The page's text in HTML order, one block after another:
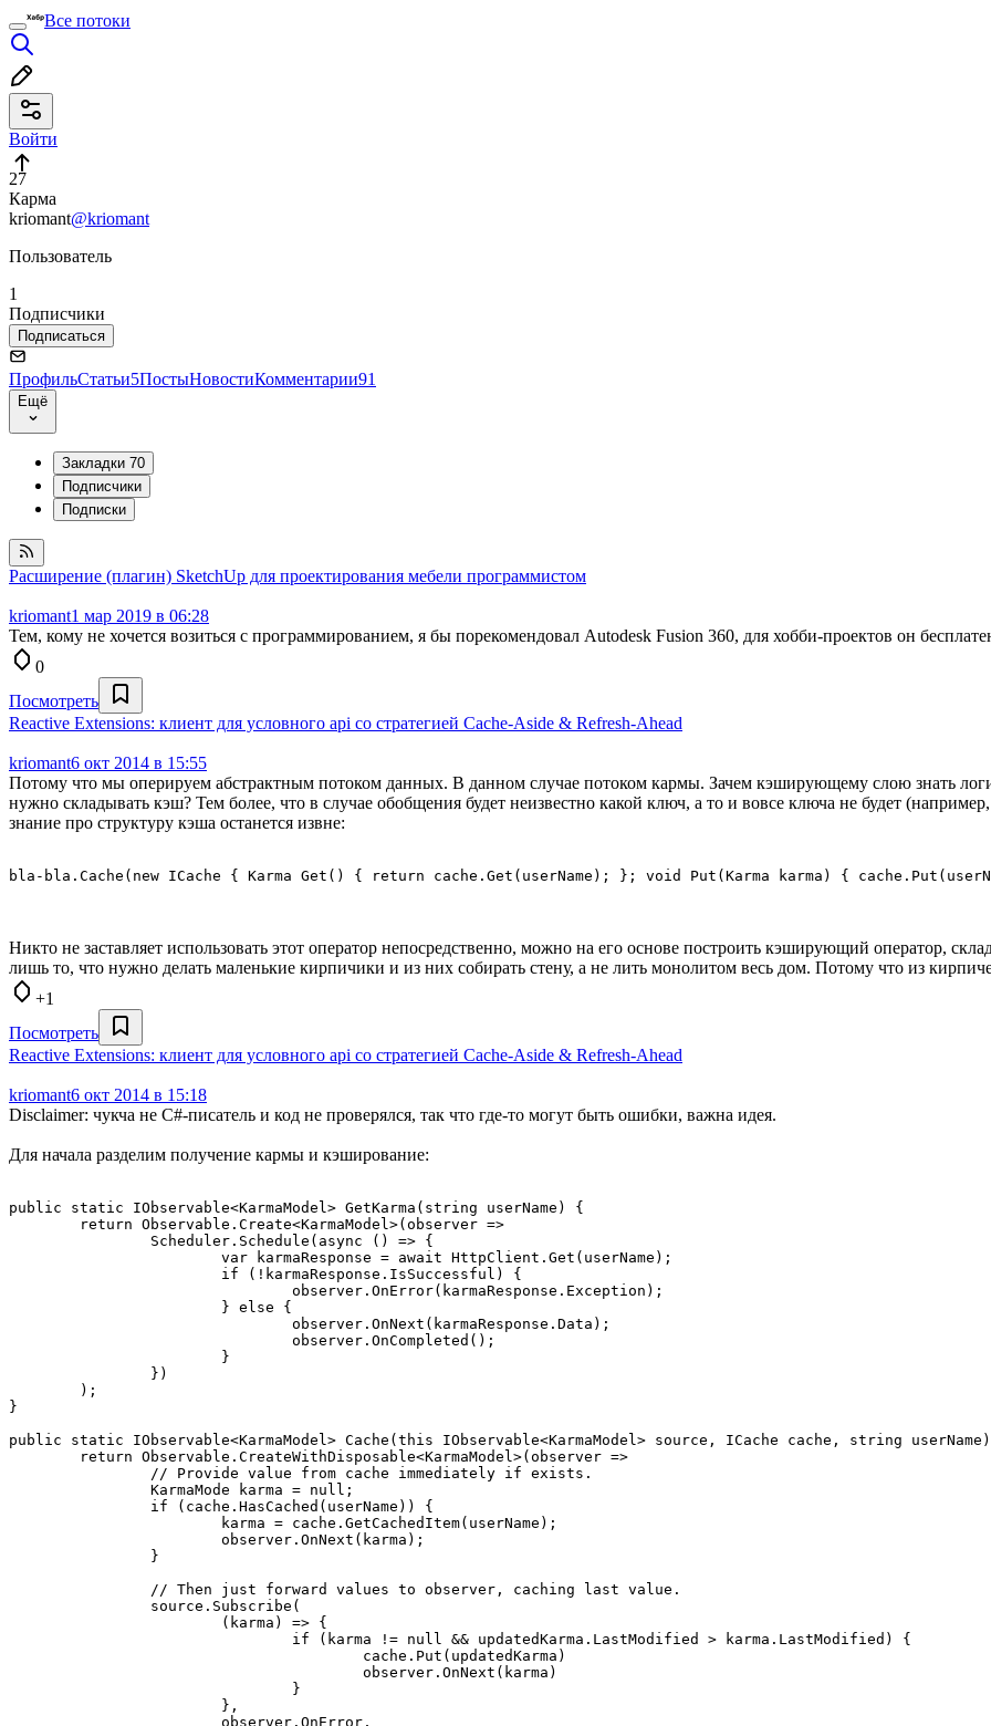
Все потоки
Войти
27
Карма
kriomant@kriomant
Пользователь
1
Подписчики
Подписаться
ПрофильСтатьи5ПостыНовостиКомментарии91
Ещё
Закладки 70
Подписчики
Подписки
Расширение (плагин) SketchUp для проектирования мебели программистом
kriomant1 мар 2019 в 06:28
Тем, кому не хочется возиться с программированием, я бы порекомендовал Autodesk Fusion 360, для хобби-проектов он
0
Посмотреть
Reactive Extensions: клиент для условного api со стратегией Cache-Aside & Refresh-Ahead
kriomant6 окт 2014 в 15:55
Потому что мы оперируем абстрактным потоком данных. В данном случае потоком кармы. Зачем кэширующему слою знать
нужно складывать кэш? Тем более, что в случае обобщения будет неизвестно какой ключ, а то и вовсе ключа не будет
знание про структуру кэша останется извне:
Никто не заставляет использовать этот оператор непосредственно, можно на его основе построить кэширующий оператор,
лишь то, что нужно делать маленькие кирпичики и из них собирать стену, а не лить монолитом весь дом. Потому что из
+1
Посмотреть
Reactive Extensions: клиент для условного api со стратегией Cache-Aside & Refresh-Ahead
kriomant6 окт 2014 в 15:18
Disclaimer: чукча не C#-писатель и код не проверялся, так что где-то могут быть ошибки, важна идея.
Для начала разделим получение кармы и кэширование:
public static IObservable<KarmaModel> GetKarma(string userName) {
}
public static IObservable<KarmaModel> Cache(this IObservable<KarmaModel> source, ICache cache, string